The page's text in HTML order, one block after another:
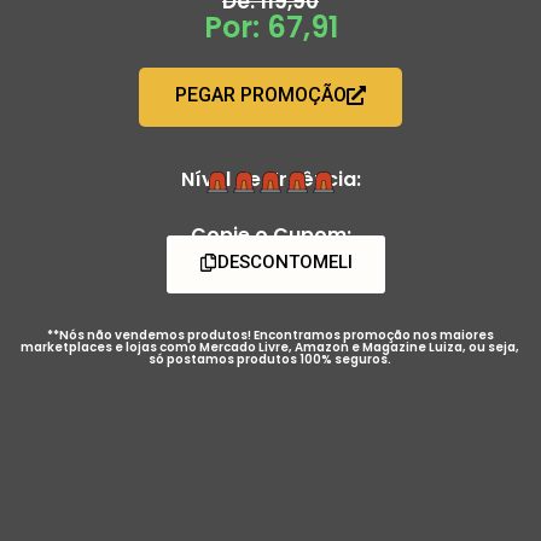
Por: 67,91
PEGAR PROMOÇÃO
Nível de Urgência:
Copie o Cupom:
DESCONTOMELI
**Nós não vendemos produtos! Encontramos promoção nos maiores
marketplaces e lojas como Mercado Livre, Amazon e Magazine Luiza, ou seja,
só postamos produtos 100% seguros.